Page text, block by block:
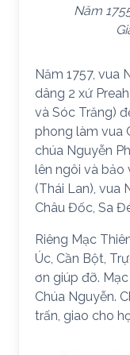
Năm
Năm 1757, vua
dâng 2 xứ
và Sóc Trăng)
phong làm vua
chúa Nguyễn
lên ngôi và bảo
(Thái Lan), vua
Châu Đốc, Sa
Riêng Mạc
Úc, Cần Bột,
ơn giúp đỡ.
Chúa Nguyễn.
trấn, giao cho